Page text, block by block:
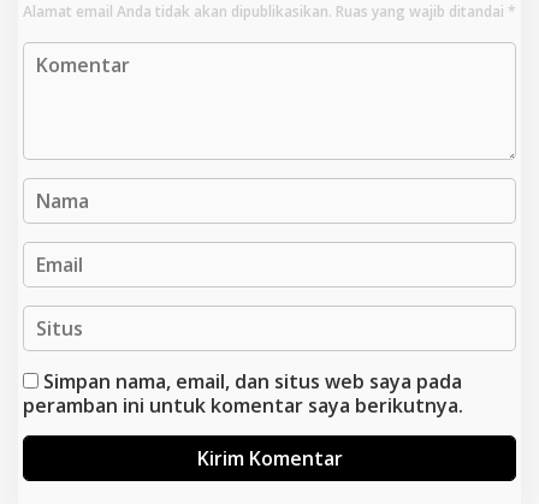
Alamat email Anda tidak akan dipublikasikan. Ruas yang wajib ditandai *
Simpan nama, email, dan situs web saya pada
peramban ini untuk komentar saya berikutnya.